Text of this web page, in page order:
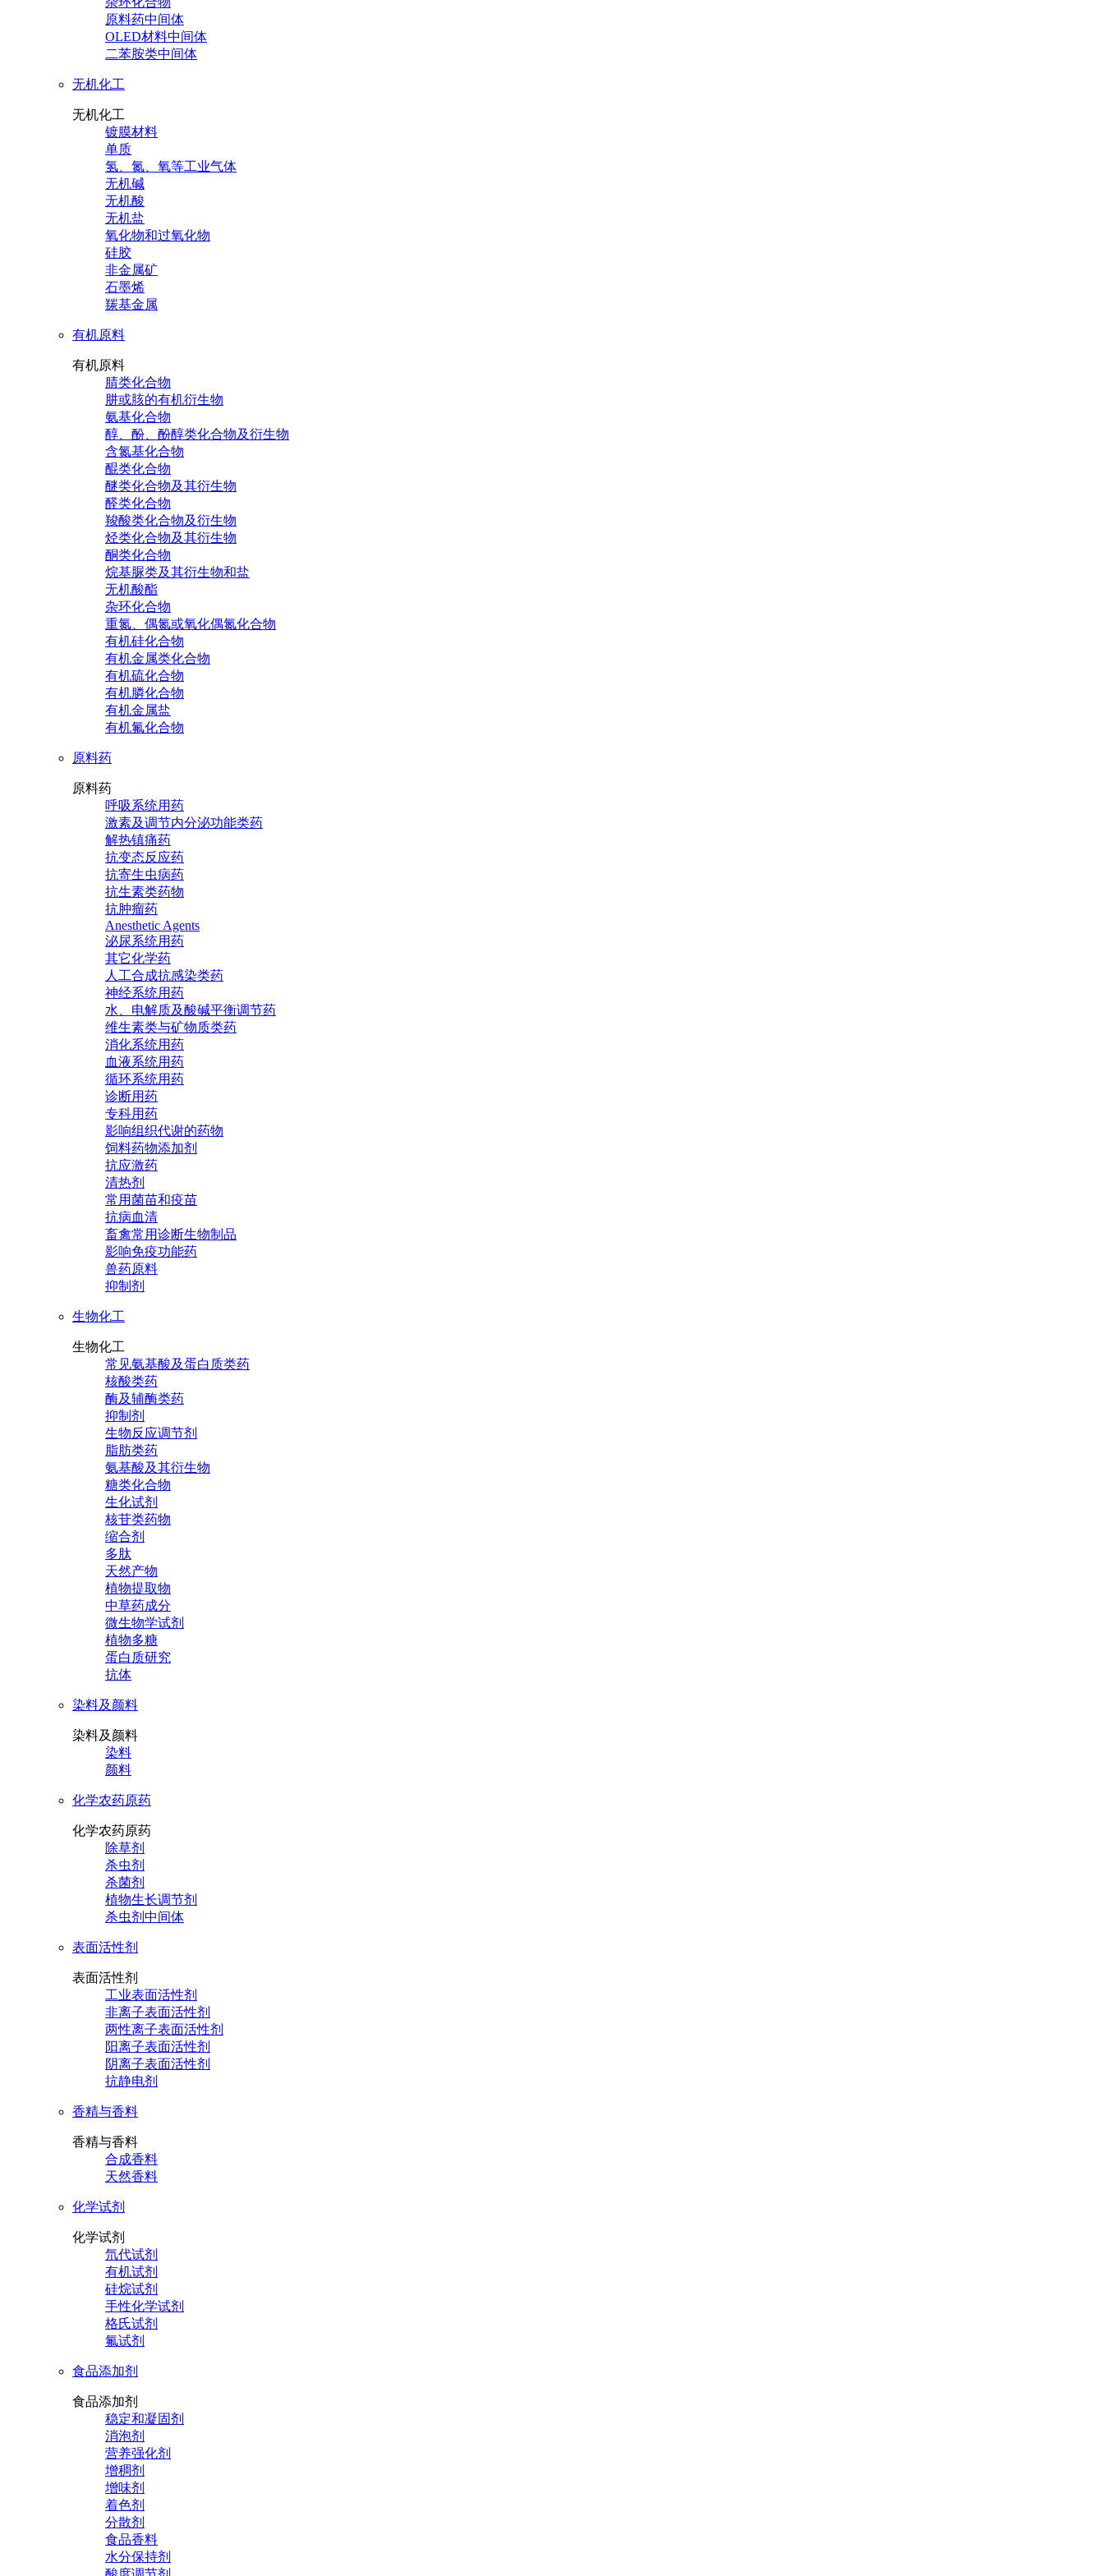
原料药中间体
OLED材料中间体
二苯胺类中间体
无机化工
无机化工
镀膜材料
单质
氢、氮、氧等工业气体
无机碱
无机酸
无机盐
氧化物和过氧化物
硅胶
非金属矿
石墨烯
羰基金属
有机原料
有机原料
腈类化合物
肼或胲的有机衍生物
氨基化合物
醇、酚、酚醇类化合物及衍生物
含氮基化合物
醌类化合物
醚类化合物及其衍生物
醛类化合物
羧酸类化合物及衍生物
烃类化合物及其衍生物
酮类化合物
烷基脲类及其衍生物和盐
无机酸酯
杂环化合物
重氮、偶氮或氧化偶氮化合物
有机硅化合物
有机金属类化合物
有机硫化合物
有机膦化合物
有机金属盐
有机氟化合物
原料药
原料药
呼吸系统用药
激素及调节内分泌功能类药
解热镇痛药
抗变态反应药
抗寄生虫病药
抗生素类药物
抗肿瘤药
Anesthetic Agents
泌尿系统用药
其它化学药
人工合成抗感染类药
神经系统用药
水、电解质及酸碱平衡调节药
维生素类与矿物质类药
消化系统用药
血液系统用药
循环系统用药
诊断用药
专科用药
影响组织代谢的药物
饲料药物添加剂
抗应激药
清热剂
常用菌苗和疫苗
抗病血清
畜禽常用诊断生物制品
影响免疫功能药
兽药原料
抑制剂
生物化工
生物化工
常见氨基酸及蛋白质类药
核酸类药
酶及辅酶类药
抑制剂
生物反应调节剂
脂肪类药
氨基酸及其衍生物
糖类化合物
生化试剂
核苷类药物
缩合剂
多肽
天然产物
植物提取物
中草药成分
微生物学试剂
植物多糖
蛋白质研究
抗体
染料及颜料
染料及颜料
染料
颜料
化学农药原药
化学农药原药
除草剂
杀虫剂
杀菌剂
植物生长调节剂
杀虫剂中间体
表面活性剂
表面活性剂
工业表面活性剂
非离子表面活性剂
两性离子表面活性剂
阳离子表面活性剂
阴离子表面活性剂
抗静电剂
香精与香料
香精与香料
合成香料
天然香料
化学试剂
化学试剂
氘代试剂
有机试剂
硅烷试剂
手性化学试剂
格氏试剂
氟试剂
食品添加剂
食品添加剂
稳定和凝固剂
消泡剂
营养强化剂
增稠剂
增味剂
着色剂
分散剂
食品香料
水分保持剂